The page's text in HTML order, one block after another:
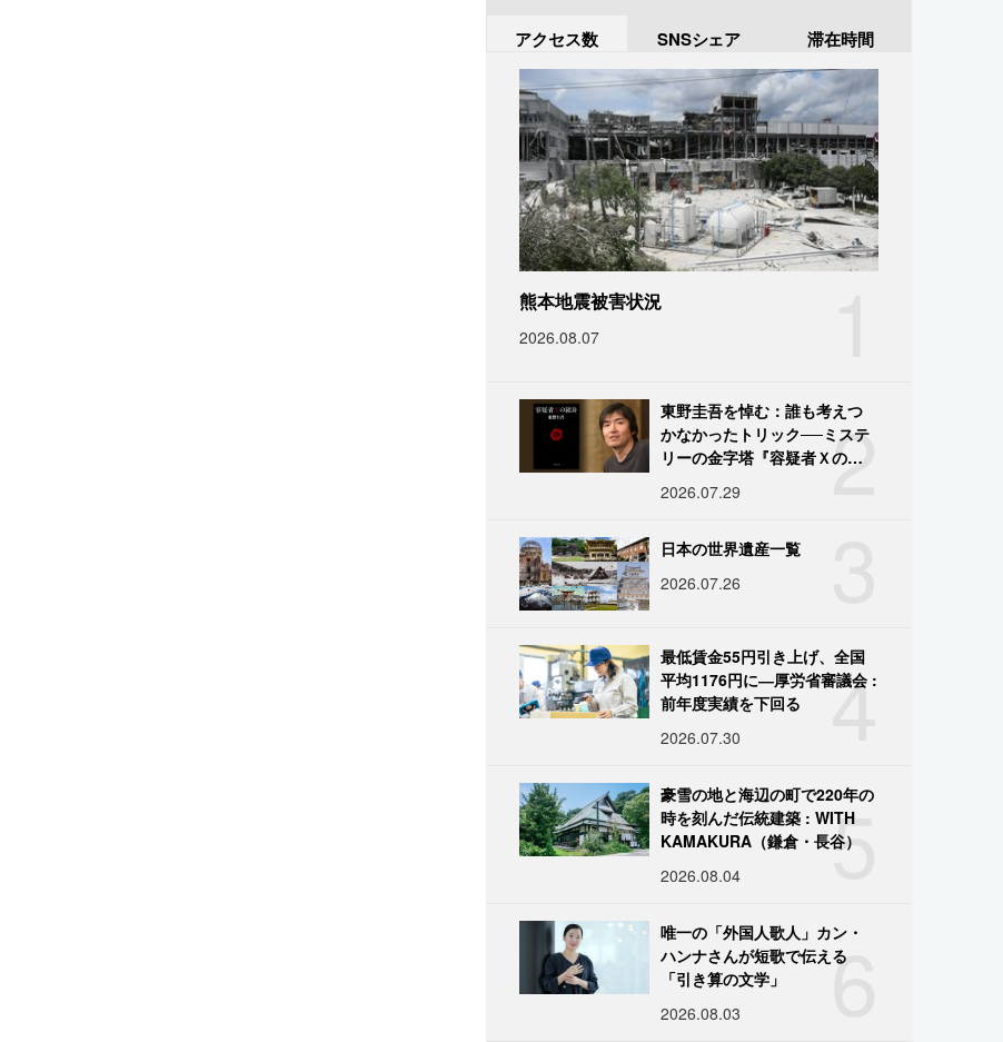
アクセス数 SNSシェア 滞在時間
熊本地震被害状況
2026.08.07
2
東野圭吾を悼む：誰も考えつ
かなかったトリック──ミステ
リーの金字塔『容疑者Ｘの献
2026.07.29
日本の世界遺産一覧
2026.07.26
4
最低賃金55円引き上げ、全国
平均1176円に―厚労省審議会 :
前年度実績を下回る
2026.07.30
5
豪雪の地と海辺の町で220年の
時を刻んだ伝統建築 : WITH
KAMAKURA（鎌倉・長谷）
2026.08.04
6
唯一の「外国人歌人」カン・
ハンナさんが短歌で伝える
「引き算の文学」
2026.08.03